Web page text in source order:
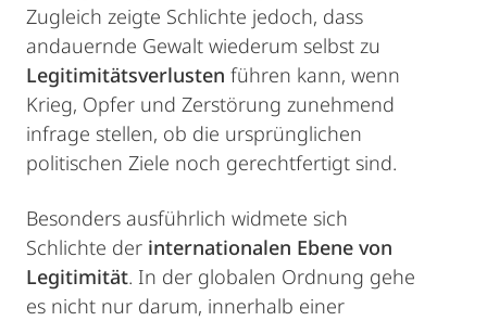
Zugleich zeigte Schlichte jedoch, dass
andauernde Gewalt wiederum selbst zu
Legitimitätsverlusten führen kann, wenn
Krieg, Opfer und Zerstörung zunehmend
infrage stellen, ob die ursprünglichen
politischen Ziele noch gerechtfertigt sind.
Besonders ausführlich widmete sich
Schlichte der internationalen Ebene von
Legitimität. In der globalen Ordnung gehe
es nicht nur darum, innerhalb einer